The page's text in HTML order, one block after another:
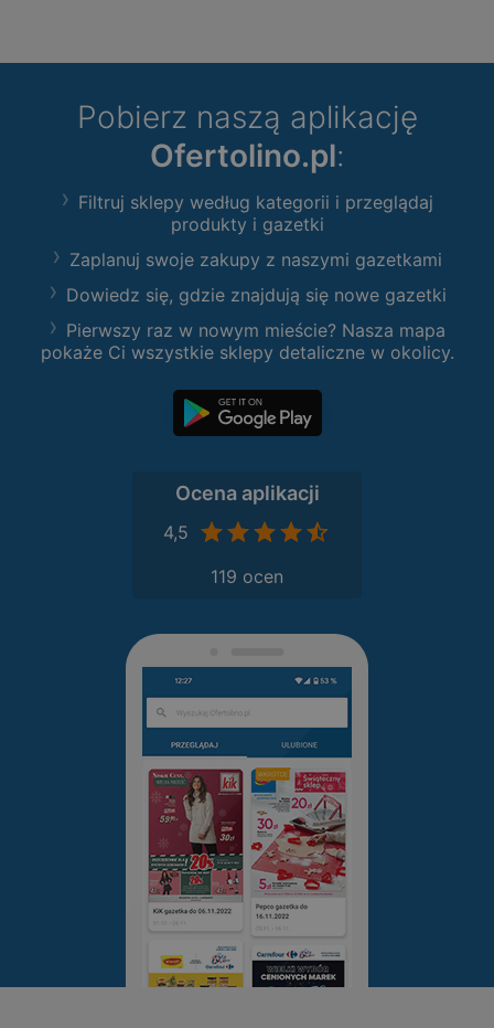
Pobierz naszą aplikację
Ofertolino.pl:
Filtruj sklepy według kategorii i przeglądaj
produkty i gazetki
Zaplanuj swoje zakupy z naszymi gazetkami
Dowiedz się, gdzie znajdują się nowe gazetki
Pierwszy raz w nowym mieście? Nasza mapa
pokaże Ci wszystkie sklepy detaliczne w okolicy.
Ocena aplikacji
4,5
119 ocen